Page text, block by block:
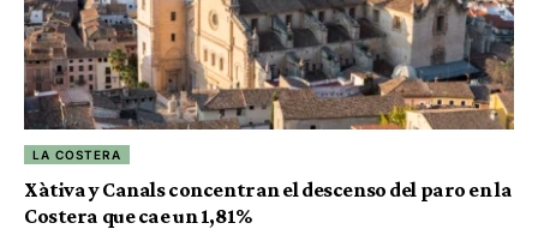
LA COSTERA
Xàtiva y Canals concentran el descenso del paro en la
Costera que cae un 1,81%